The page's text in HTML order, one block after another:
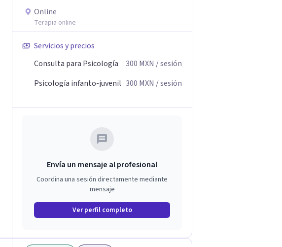
Online
Terapia online
Servicios y precios
Consulta para Psicología
300 MXN / sesión
Psicología infanto-juvenil 300 MXN / sesión
Envía un mensaje al profesional
Coordina una sesión directamente mediante
mensaje
Ver perfil completo